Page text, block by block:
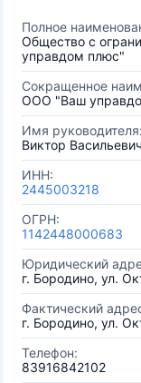
Полное
Общество с
управдом плюс"
Сокращенное
ООО "Ваш
Имя руководителя:
Виктор
ИНН:
2445003218
ОГРН:
1142448000683
Юридический
г. Бородино, ул.
Фактический
г. Бородино, ул.
Телефон:
83916842102